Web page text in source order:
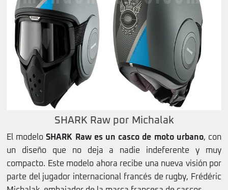
SHARK Raw por Michalak
El modeloSHARK Raw es un casco de moto urbano, con
un diseño que no deja a nadie indeferente y muy
compacto. Este modelo ahora recibe una nueva visión por
parte del jugador internacional francés de rugby, Frédéric